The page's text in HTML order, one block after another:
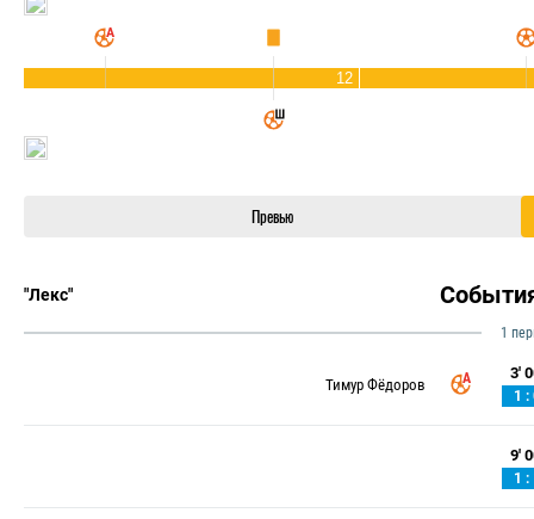
12
Превью
"Лекс"
1
Тимур Фёдоров
3'
1 :
9'
1 :